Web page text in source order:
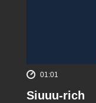
01:01
Siuuu-rich